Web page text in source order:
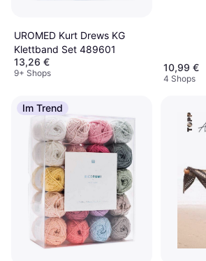
UROMED Kurt Drews KG
Klettband Set 489601
13,26 €
9+ Shops 10,99 €
4 Shops
Im Trend